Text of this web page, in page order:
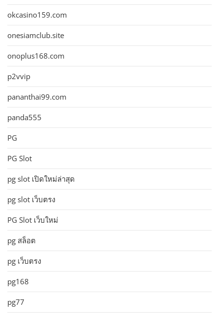
okcasino159.com
onesiamclub.site
onoplus168.com
p2vvip
pananthai99.com
panda555
PG
PG Slot
pg slot เปิดใหม่ล่าสุด
pg slot เว็บตรง
PG Slot เว็บใหม่
pg สล็อต
pg เว็บตรง
pg168
pg77